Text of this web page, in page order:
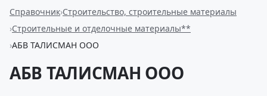
Справочник Строительство, строительные материалы
Строительные и отделочные материалы**
АБВ ТАЛИСМАН ООО
АБВ ТАЛИСМАН ООО